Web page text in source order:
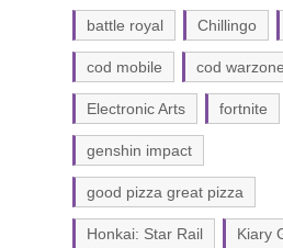
battle royal Chillingo
cod mobile cod warzone
Electronic Arts fortnite
genshin impact
good pizza great pizza
Honkai: Star Rail Kiary